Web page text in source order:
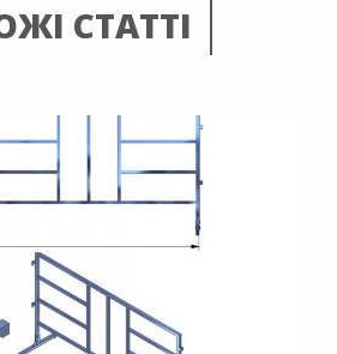
СТАТТІ